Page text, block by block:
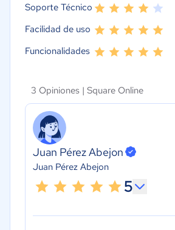
Soporte Técnico
Facilidad de uso
Funcionalidades
3 Opiniones | Square Online
Juan Pérez Abejon
Juan Pérez Abejon
5